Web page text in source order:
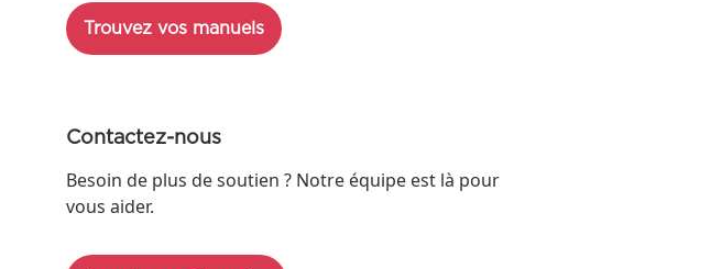
Trouvez vos manuels
Contactez-nous
Besoin de plus de soutien ? Notre équipe est là pour
vous aider.